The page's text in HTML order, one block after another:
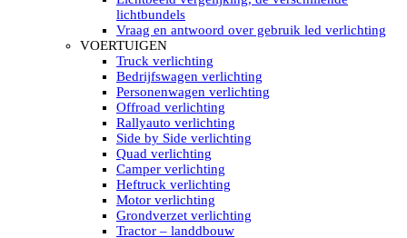
Led zoeklicht 230V
Subcategorieën Led zoeklichten
HELLA MARINE LED
Sea Hawk – Light Bars
Sea Hawk – Light Bars – Edge Light
Sea Hawk – Work Lights
RokLUME Led werklampen
HypaLUME Led werklampen
Subcategorieën Hella Marine Led
LED STRIPS
Led strip flexibel Click & Go
Led strip RGB op rol
Led strip IP68 waterdicht
Led strip kleur wit
Led strips Vantage
lichtbundels
Vraag en antwoord over gebruik led verlichting
VOERTUIGEN
Truck verlichting
Bedrijfswagen verlichting
Personenwagen verlichting
Offroad verlichting
Rallyauto verlichting
Side by Side verlichting
Quad verlichting
Camper verlichting
Heftruck verlichting
Motor verlichting
Grondverzet verlichting
Tractor – landdbouw